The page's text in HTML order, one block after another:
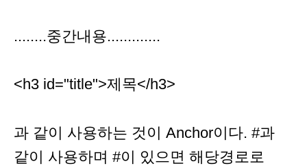
........중간내용.............
<h3 id="title">제목</h3>
과 같이 사용하는 것이 Anchor이다. #과
같이 사용하며 #이 있으면 해당경로로